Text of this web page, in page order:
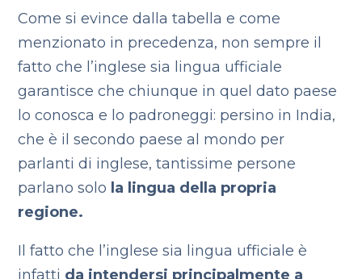
Come si evince dalla tabella e come
menzionato in precedenza, non sempre il
fatto che l’inglese sia lingua ufficiale
garantisce che chiunque in quel dato paese
lo conosca e lo padroneggi: persino in India,
che è il secondo paese al mondo per
parlanti di inglese, tantissime persone
parlano solo la lingua della propria
regione.
Il fatto che l’inglese sia lingua ufficiale è
infatti da intendersi principalmente a